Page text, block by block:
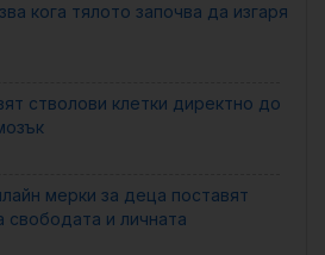
кога тялото започва да изгаря
стволови клетки директно до
мерки за деца поставят
свободата и личната